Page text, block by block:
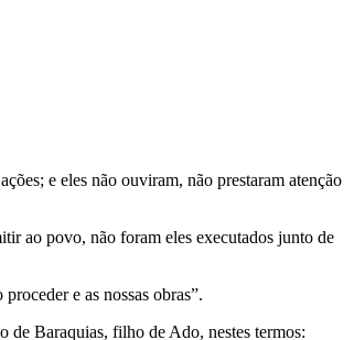
e eles não ouviram, não prestaram atenção
ao povo, não foram eles executados junto de
e as nossas obras”.
Baraquias, filho de Ado, nestes termos: